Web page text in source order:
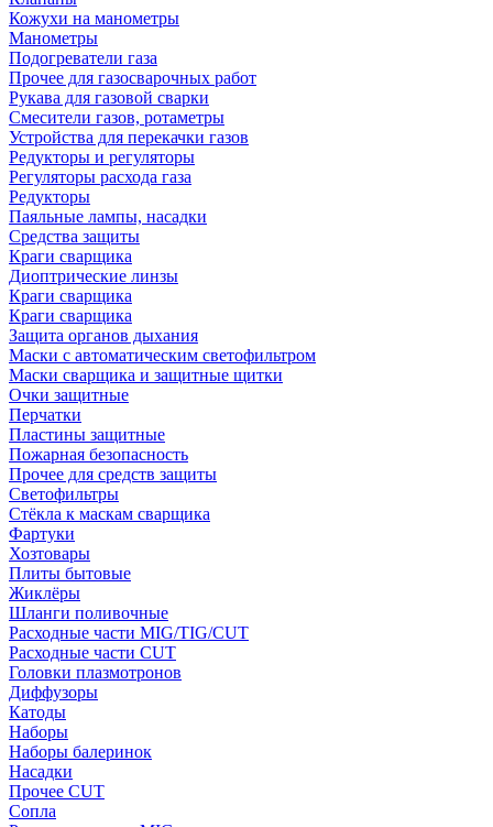
Кожухи на манометры
Манометры
Подогреватели газа
Прочее для газосварочных работ
Рукава для газовой сварки
Смесители газов, ротаметры
Устройства для перекачки газов
Редукторы и регуляторы
Регуляторы расхода газа
Редукторы
Паяльные лампы, насадки
Средства защиты
Краги сварщика
Диоптрические линзы
Краги сварщика
Краги сварщика
Защита органов дыхания
Маски с автоматическим светофильтром
Маски сварщика и защитные щитки
Очки защитные
Перчатки
Пластины защитные
Пожарная безопасность
Прочее для средств защиты
Светофильтры
Стёкла к маскам сварщика
Фартуки
Хозтовары
Плиты бытовые
Жиклёры
Шланги поливочные
Расходные части MIG/TIG/CUT
Расходные части CUT
Головки плазмотронов
Диффузоры
Катоды
Наборы
Наборы балеринок
Насадки
Прочее CUT
Сопла